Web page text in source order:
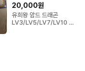
20,000원
유희왕 암드 드래곤
LV3/LV5/LV7/LV10 일